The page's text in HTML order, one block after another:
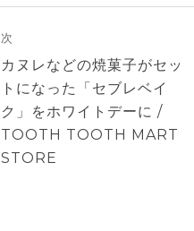
次
次
の
投
稿:
カヌレなどの焼菓子がセッ
トになった「セブレベイ
ク」をホワイトデーに /
TOOTH TOOTH MART
STORE